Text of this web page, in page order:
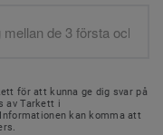
för att kunna ge dig svar på
av Tarkett i
kan komma att